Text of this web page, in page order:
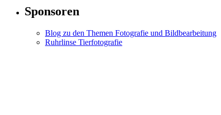
Sponsoren
Blog zu den Themen Fotografie und Bildbearbeitung
Ruhrlinse Tierfotografie